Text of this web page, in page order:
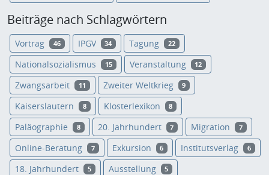
Beiträge nach Schlagwörtern
Vortrag 46 IPGV 34 Tagung 22
Nationalsozialismus 15 Veranstaltung 12
Zwangsarbeit 11 Zweiter Weltkrieg 9
Kaiserslautern 8 Klosterlexikon 8
Paläographie 8 20. Jahrhundert 7 Migration 7
Online-Beratung 7 Exkursion 6 Institutsverlag 6
18. Jahrhundert 5 Ausstellung 5